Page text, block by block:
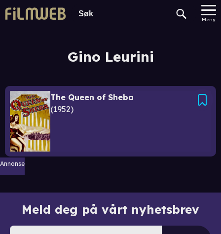
Meny
Gino Leurini
The Queen of Sheba
1952
Annonse
Meld deg på vårt nyhetsbrev